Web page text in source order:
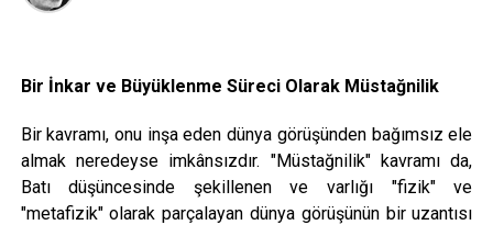
Bir İnkar ve Büyüklenme Süreci Olarak Müstağnilik
Bir kavramı, onu inşa eden dünya görüşünden bağımsız ele
almak neredeyse imkânsızdır. "Müstağnilik" kavramı da,
Batı düşüncesinde şekillenen ve varlığı "fizik" ve
"metafizik" olarak parçalayan dünya görüşünün bir uzantısı